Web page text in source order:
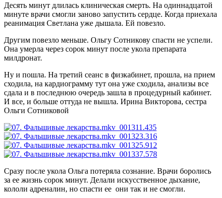
Десять минут длилась клиническая смерть. На одиннадцатой
минуте врачи смогли заново запустить сердце. Когда приехала
реанимация Светлана уже дышала. Ей повезло.
Другим повезло меньше. Ольгу Сотникову спасти не успели.
Она умерла через сорок минут после укола препарата
милдронат.
Ну и пошла. На третий сеанс в физкабинет, прошла, на прием
сходила, на кардиограмму тут она уже сходила, анализы все
сдала и в последнюю очередь зашла в процедурный кабинет.
И все, и больше оттуда не вышла. Ирина Викторова, сестра
Ольги Сотниковой
Сразу после укола Ольга потеряла сознание. Врачи боролись
за ее жизнь сорок минут. Делали искусственное дыхание,
кололи адреналин, но спасти ее они так и не смогли.